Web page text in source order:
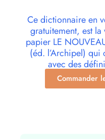
Ce dictionnaire en
gratuitement, est
papier LE
(éd. l’Archipel) qui
avec des
Commander